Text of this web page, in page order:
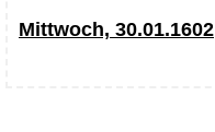
Mittwoch, 30.01.1602